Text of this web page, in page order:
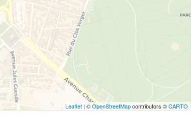
Leaflet | ©OpenStreetMapcontributors ©CARTO